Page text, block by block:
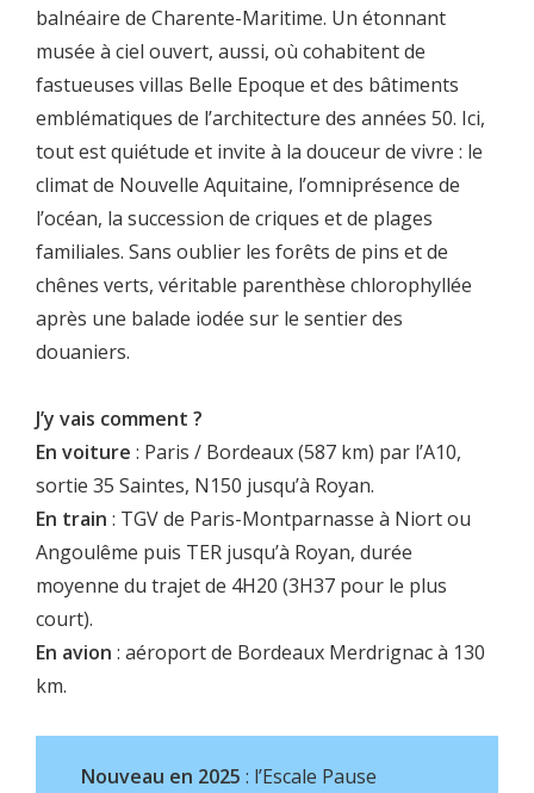
balnéaire de Charente-Maritime. Un étonnant
musée à ciel ouvert, aussi, où cohabitent de
fastueuses villas Belle Epoque et des bâtiments
emblématiques de l’architecture des années 50. Ici,
tout est quiétude et invite à la douceur de vivre : le
climat de Nouvelle Aquitaine, l’omniprésence de
l’océan, la succession de criques et de plages
familiales. Sans oublier les forêts de pins et de
chênes verts, véritable parenthèse chlorophyllée
après une balade iodée sur le sentier des
douaniers.
J’y vais comment ?
En voiture : Paris / Bordeaux (587 km) par l’A10,
sortie 35 Saintes, N150 jusqu’à Royan.
En train : TGV de Paris-Montparnasse à Niort ou
Angoulême puis TER jusqu’à Royan, durée
moyenne du trajet de 4H20 (3H37 pour le plus
court).
En avion : aéroport de Bordeaux Merdrignac à 130
km.
Nouveau en 2025 : l’Escale Pause